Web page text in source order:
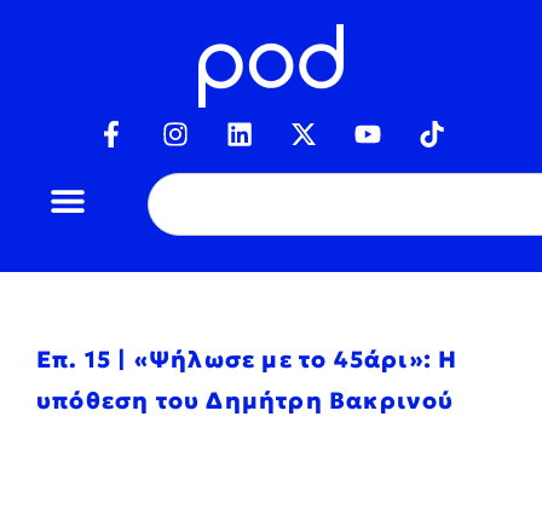
Επ. 15 | «Ψήλωσε με το 45άρι»: Η
υπόθεση του Δημήτρη Βακρινού